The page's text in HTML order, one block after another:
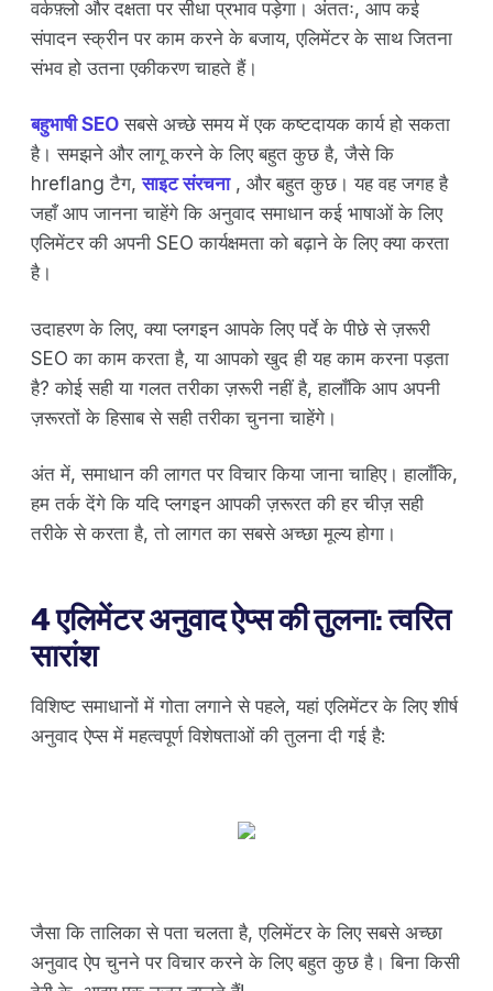
वर्कफ़्लो और दक्षता पर सीधा प्रभाव पड़ेगा। अंततः, आप कई
संपादन स्क्रीन पर काम करने के बजाय, एलिमेंटर के साथ जितना
संभव हो उतना एकीकरण चाहते हैं।
बहुभाषी SEO सबसे अच्छे समय में एक कष्टदायक कार्य हो सकता
है। समझने और लागू करने के लिए बहुत कुछ है, जैसे कि
hreflang टैग,साइट संरचना, और बहुत कुछ। यह वह जगह है
जहाँ आप जानना चाहेंगे कि अनुवाद समाधान कई भाषाओं के लिए
एलिमेंटर की अपनी SEO कार्यक्षमता को बढ़ाने के लिए क्या करता
है।
उदाहरण के लिए, क्या प्लगइन आपके लिए पर्दे के पीछे से ज़रूरी
SEO का काम करता है, या आपको खुद ही यह काम करना पड़ता
है? कोई सही या गलत तरीका ज़रूरी नहीं है, हालाँकि आप अपनी
ज़रूरतों के हिसाब से सही तरीका चुनना चाहेंगे।
अंत में, समाधान की लागत पर विचार किया जाना चाहिए। हालाँकि,
हम तर्क देंगे कि यदि प्लगइन आपकी ज़रूरत की हर चीज़ सही
तरीके से करता है, तो लागत का सबसे अच्छा मूल्य होगा।
4 एलिमेंटर अनुवाद ऐप्स की तुलना: त्वरित
सारांश
विशिष्ट समाधानों में गोता लगाने से पहले, यहां एलिमेंटर के लिए शीर्ष
अनुवाद ऐप्स में महत्वपूर्ण विशेषताओं की तुलना दी गई है:
जैसा कि तालिका से पता चलता है, एलिमेंटर के लिए सबसे अच्छा
अनुवाद ऐप चुनने पर विचार करने के लिए बहुत कुछ है। बिना किसी